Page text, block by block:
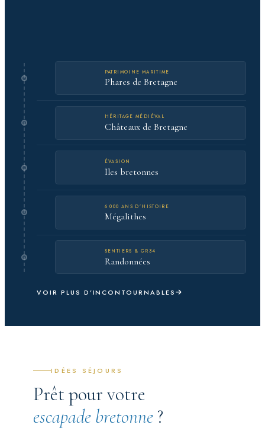
PATRIMOINE MARITIME
Phares de Bretagne
HÉRITAGE MÉDIÉVAL
Châteaux de Bretagne
ÉVASION
Îles bretonnes
6 000 ANS D’HISTOIRE
Mégalithes
SENTIERS & GR34
Randonnées
VOIR PLUS D’INCONTOURNABLES
IDÉES SÉJOURS
Prêt pour votre
escapade bretonne ?